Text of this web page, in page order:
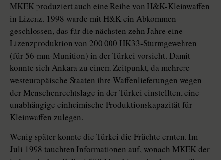
MKEK produziert auch eine Reihe von H&K-Kleinwaffen
in Lizenz. 1998 wurde mit H&K ein Abkommen
geschlossen, das für die nächsten zehn Jahre eine
Lizenzproduktion von 200 000 HK33-Sturmgewehren
(für 56-mm-Munition) in der Türkei vorsieht. Damit
konnte sich Ankara zu einem Zeitpunkt, da mehrere
westeuropäische Staaten ihre Waffenlieferungen wegen
der Menschenrechtslage in der Türkei einstellten, eine
unabhängige einheimische Produktionskapazität für
Kleinwaffen zulegen.
Wenig später konnte die Türkei die Früchte ernten. Im
Juli 1998 tauchten Informationen auf, wonach MKEK der